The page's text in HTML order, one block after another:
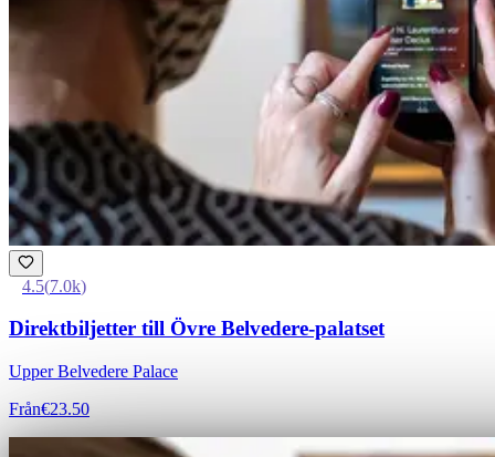
4.5(7.0k)
Direktbiljetter till Övre Belvedere-palatset
Upper Belvedere Palace
Från€23.50